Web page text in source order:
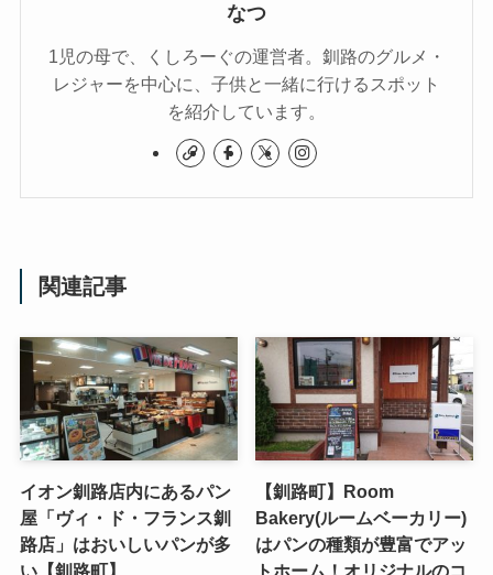
なつ
1児の母で、くしろーぐの運営者。釧路のグルメ・
レジャーを中心に、子供と一緒に行けるスポット
を紹介しています。
関連記事
イオン釧路店内にあるパン
屋「ヴィ・ド・フランス釧
路店」はおいしいパンが多
い【釧路町】
【釧路町】Room
Bakery(ルームベーカリー)
はパンの種類が豊富でアッ
トホーム！オリジナルのコ